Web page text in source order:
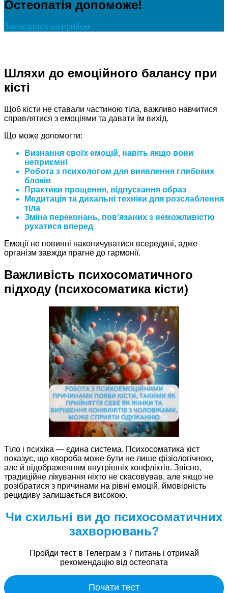
Остеопатія допоможе!
Записатися на прийом
Шляхи до емоційного балансу при
кісті
Щоб кісти не ставали частиною тіла, важливо навчитися
справлятися з емоціями та давати їм вихід.
Що може допомогти:
Визнання своїх емоцій, навіть якщо вони
неприємні
Робота з психологом для виявлення глибоких
блоків
Практики прощення, відпускання образ
Медитація та дихальні техніки для розслаблення
тіла
Зміна переконань, пов’язаних з неможливістю
рухатися вперед
Емоції не повинні накопичуватися всередині, адже
організм завжди прагне до гармонії.
Важливість психосоматичного
підходу (психосоматика кісти)
Тіло і психіка — єдина система. Психосоматика кіст
показує, що хвороба може бути не лише фізіологічною,
але й відображенням внутрішніх конфліктів. Звісно,
традиційне лікування ніхто не скасовував, але якщо не
розібратися з причинами на рівні емоцій, ймовірність
рецидиву залишається високою.
Чи схильні ви до психосоматичних
захворювань?
Пройди тест в Телеграм з 7 питань і отримай
рекомендацію від остеопата
Почати тест